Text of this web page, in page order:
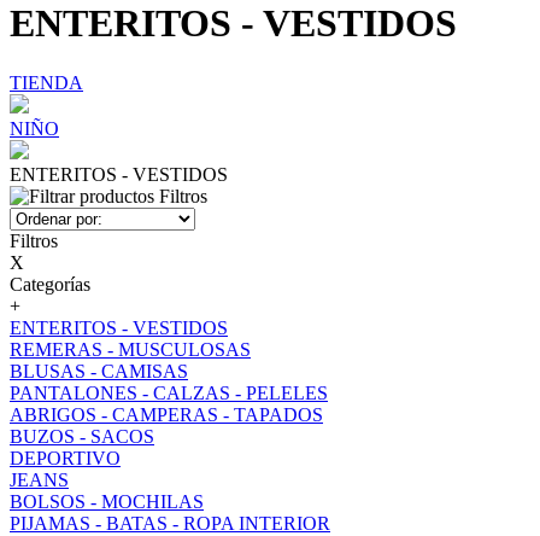
ENTERITOS - VESTIDOS
TIENDA
NIÑO
ENTERITOS - VESTIDOS
Filtros
Filtros
X
Categorías
+
ENTERITOS - VESTIDOS
REMERAS - MUSCULOSAS
BLUSAS - CAMISAS
PANTALONES - CALZAS - PELELES
ABRIGOS - CAMPERAS - TAPADOS
BUZOS - SACOS
DEPORTIVO
JEANS
BOLSOS - MOCHILAS
PIJAMAS - BATAS - ROPA INTERIOR